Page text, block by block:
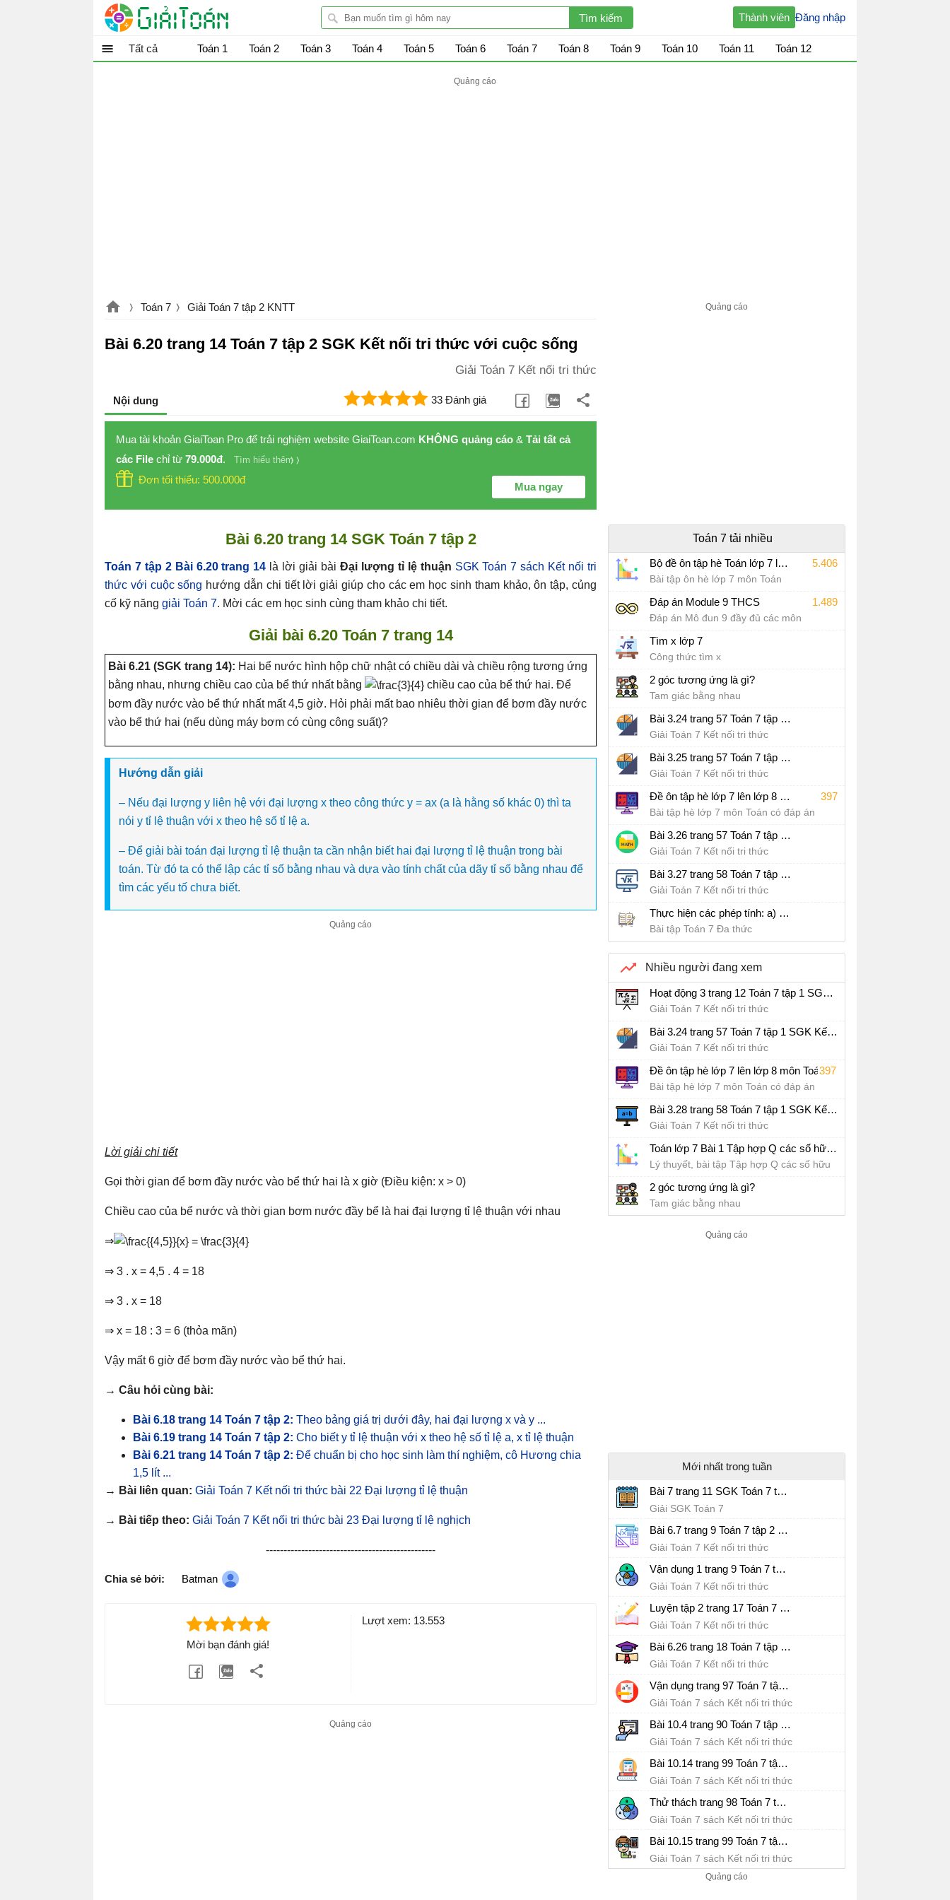
Đăng nhập
Thành viên
Tất cả Toán 1 Toán 2 Toán 3 Toán 4 Toán 5 Toán 6 Toán 7 Toán 8 Toán 9 Toán 10 Toán 11 Toán 12
Toán 7 Giải Toán 7 tập 2 KNTT
Bài 6.20 trang 14 Toán 7 tập 2 SGK Kết nối tri thức với cuộc sống
Giải Toán 7 Kết nối tri thức
Nội dung 33 Đánh giá
Mua tài khoản GiaiToan Pro để trải nghiệm website GiaiToan.com KHÔNG quảng cáo & Tải tất cả
các File chỉ từ 79.000đ. Tìm hiểu thêm
Mua ngay
Đơn tối thiểu: 500.000đ
Bài 6.20 trang 14 SGK Toán 7 tập 2
Toán 7 tập 2 Bài 6.20 trang 14 là lời giải bài Đại lượng tỉ lệ thuận SGK Toán 7 sách Kết nối tri
thức với cuộc sống hướng dẫn chi tiết lời giải giúp cho các em học sinh tham khảo, ôn tập, củng
cố kỹ năng giải Toán 7. Mời các em học sinh cùng tham khảo chi tiết.
Giải bài 6.20 Toán 7 trang 14
Bài 6.21 (SGK trang 14): Hai bể nước hình hộp chữ nhật có chiều dài và chiều rộng tương ứng
bằng nhau, nhưng chiều cao của bể thứ nhất bằng
chiều cao của bể thứ hai. Để
bơm đầy nước vào bể thứ nhất mất 4,5 giờ. Hỏi phải mất bao nhiêu thời gian để bơm đầy nước
vào bể thứ hai (nếu dùng máy bơm có cùng công suất)?
Hướng dẫn giải
– Nếu đại lượng y liên hệ với đại lượng x theo công thức y = ax (a là hằng số khác 0) thì ta
nói y tỉ lệ thuận với x theo hệ số tỉ lệ a.
– Để giải bài toán đại lượng tỉ lệ thuận ta cần nhận biết hai đại lượng tỉ lệ thuận trong bài
toán. Từ đó ta có thể lập các tỉ số bằng nhau và dựa vào tính chất của dãy tỉ số bằng nhau để
tìm các yếu tố chưa biết.
Lời giải chi tiết
Gọi thời gian để bơm đầy nước vào bể thứ hai là x giờ (Điều kiện: x > 0)
Chiều cao của bể nước và thời gian bơm nước đầy bể là hai đại lượng tỉ lệ thuận với nhau
⇒
⇒ 3 . x = 4,5 . 4 = 18
⇒ 3 . x = 18
⇒ x = 18 : 3 = 6 (thỏa mãn)
Vậy mất 6 giờ để bơm đầy nước vào bể thứ hai.
→ Câu hỏi cùng bài:
Bài 6.18 trang 14 Toán 7 tập 2: Theo bảng giá trị dưới đây, hai đại lượng x và y ...
Bài 6.19 trang 14 Toán 7 tập 2: Cho biết y tỉ lệ thuận với x theo hệ số tỉ lệ a, x tỉ lệ thuận
Bài 6.21 trang 14 Toán 7 tập 2: Để chuẩn bị cho học sinh làm thí nghiệm, cô Hương chia
1,5 lít ...
→ Bài liên quan: Giải Toán 7 Kết nối tri thức bài 22 Đại lượng tỉ lệ thuận
→ Bài tiếp theo: Giải Toán 7 Kết nối tri thức bài 23 Đại lượng tỉ lệ nghịch
------------------------------------------------
Chia sẻ bởi: Batman
Mời bạn đánh giá!
Lượt xem: 13.553
Toán 7 tải nhiều
Bộ đề ôn tập hè Toán lớp 7 lên lớp 8 năm 2026 5.406
Bài tập ôn hè lớp 7 môn Toán
Đáp án Module 9 THCS 1.489
Đáp án Mô đun 9 đầy đủ các môn
Tìm x lớp 7
Công thức tìm x
2 góc tương ứng là gì?
Tam giác bằng nhau
Bài 3.24 trang 57 Toán 7 tập 1 SGK Kết nối tri thức với cuộc sống
Giải Toán 7 Kết nối tri thức
Bài 3.25 trang 57 Toán 7 tập 1 SGK Kết nối tri thức với cuộc sống
Giải Toán 7 Kết nối tri thức
Đề ôn tập hè lớp 7 lên lớp 8 môn Toán Kết nối tri thức - Đề số 1 397
Bài tập hè lớp 7 môn Toán có đáp án
Bài 3.26 trang 57 Toán 7 tập 1 SGK Kết nối tri thức với cuộc sống
Giải Toán 7 Kết nối tri thức
Bài 3.27 trang 58 Toán 7 tập 1 SGK Kết nối tri thức với cuộc sống
Giải Toán 7 Kết nối tri thức
Thực hiện các phép tính: a) 3x(x^2 - 5x + 7); b) (x + 4)(- x^2 + 6x + 5)
Bài tập Toán 7 Đa thức
Nhiều người đang xem
Hoạt động 3 trang 12 Toán 7 tập 1 SGK Kết nối tri thức với cuộc sống
Giải Toán 7 Kết nối tri thức
Bài 3.24 trang 57 Toán 7 tập 1 SGK Kết nối tri thức với cuộc sống
Giải Toán 7 Kết nối tri thức
Đề ôn tập hè lớp 7 lên lớp 8 môn Toán Kết nối tri thức - Đề số 1
397
Bài tập hè lớp 7 môn Toán có đáp án
Bài 3.28 trang 58 Toán 7 tập 1 SGK Kết nối tri thức với cuộc sống
Giải Toán 7 Kết nối tri thức
Toán lớp 7 Bài 1 Tập hợp Q các số hữu tỉ
Lý thuyết, bài tập Tập hợp Q các số hữu
2 góc tương ứng là gì?
Tam giác bằng nhau
Mới nhất trong tuần
Bài 7 trang 11 SGK Toán 7 tập 2
Giải SGK Toán 7
Bài 6.7 trang 9 Toán 7 tập 2 SGK Kết nối tri thức với cuộc sống
Giải Toán 7 Kết nối tri thức
Vận dụng 1 trang 9 Toán 7 tập 2 SGK Kết nối tri thức với cuộc sống
Giải Toán 7 Kết nối tri thức
Luyện tập 2 trang 17 Toán 7 tập 2 SGK Kết nối tri thức với cuộc sống
Giải Toán 7 Kết nối tri thức
Bài 6.26 trang 18 Toán 7 tập 2 SGK Kết nối tri thức với cuộc sống
Giải Toán 7 Kết nối tri thức
Vận dụng trang 97 Toán 7 tập 2 SGK Kết nối tri thức với cuộc sống
Giải Toán 7 sách Kết nối tri thức
Bài 10.4 trang 90 Toán 7 tập 2 SGK Kết nối tri thức với cuộc sống
Giải Toán 7 sách Kết nối tri thức
Bài 10.14 trang 99 Toán 7 tập 2 SGK Kết nối tri thức với cuộc sống
Giải Toán 7 sách Kết nối tri thức
Thử thách trang 98 Toán 7 tập 2 SGK Kết nối tri thức với cuộc sống
Giải Toán 7 sách Kết nối tri thức
Bài 10.15 trang 99 Toán 7 tập 2 SGK Kết nối tri thức với cuộc sống
Giải Toán 7 sách Kết nối tri thức